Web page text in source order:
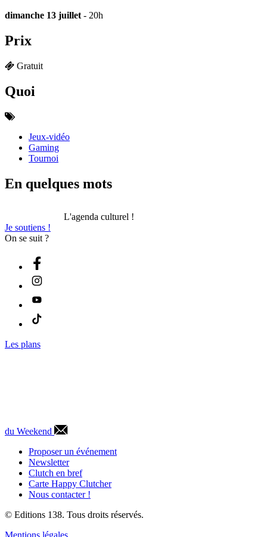
dimanche 13 juillet - 20h
Prix
Gratuit
Quoi
Jeux-vidéo
Gaming
Tournoi
En quelques mots
L'agenda culturel !
Je soutiens !
On se suit ?
Les plans
du Weekend
Proposer un événement
Newsletter
Clutch en bref
Carte Happy Clutcher
Nous contacter !
© Editions 138. Tous droits réservés.